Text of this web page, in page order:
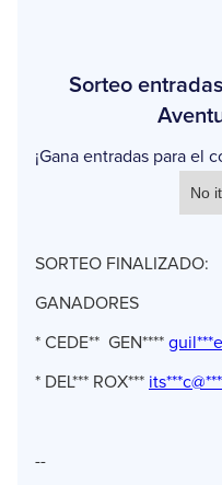
Sorteo
¡Gana entradas para el
No
SORTEO FINALIZADO:
GANADORES
* CEDE** GEN****
* DEL*** ROX***
--